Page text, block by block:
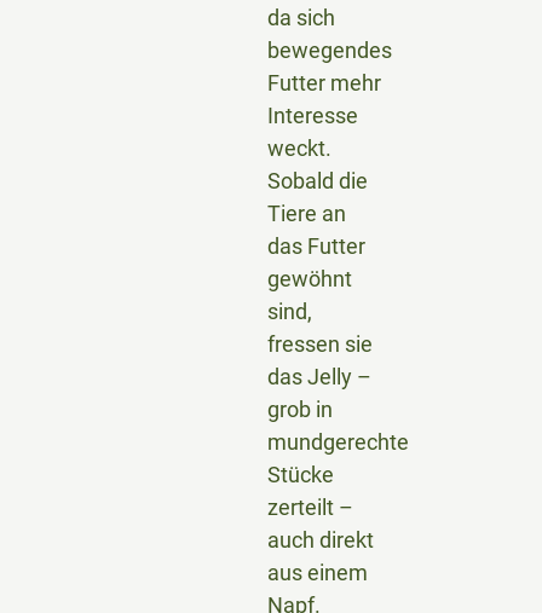
da sich
bewegendes
Futter mehr
Interesse
weckt.
Sobald die
Tiere an
das Futter
gewöhnt
sind,
fressen sie
das Jelly –
grob in
mundgerechte
Stücke
zerteilt –
auch direkt
aus einem
Napf.